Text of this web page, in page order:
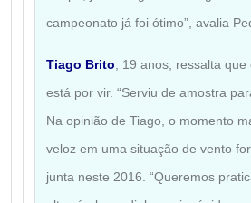
campeonato já foi ótimo”, avalia
Tiago Brito , 19 anos, ressalta
está por vir. “Serviu de amostra
Na opinião de Tiago, o momento
veloz em uma situação de vento
junta neste 2016. “Queremos